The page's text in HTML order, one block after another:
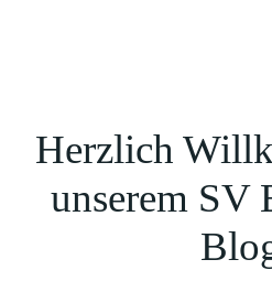
Herzlich
unserem SV